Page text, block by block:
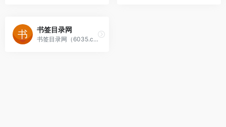
书签目录网
书签目录网（6035.com.cn）是...